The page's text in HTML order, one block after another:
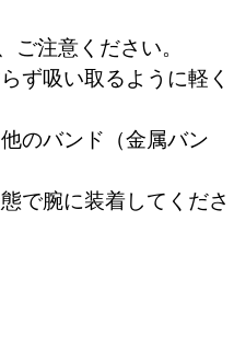
注意ください。
ず吸い取るように軽く
のバンド（金属バン
で腕に装着してくださ